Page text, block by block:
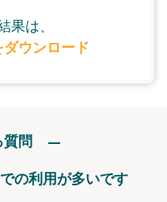
果は、
ウンロード
質問
の利用が多いです